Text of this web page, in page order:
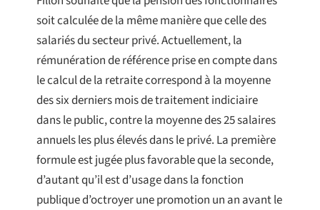
soit calculée de la même manière que celle des
salariés du secteur privé. Actuellement, la
rémunération de référence prise en compte dans
le calcul de la retraite correspond à la moyenne
des six derniers mois de traitement indiciaire
dans le public, contre la moyenne des 25 salaires
annuels les plus élevés dans le privé. La première
formule est jugée plus favorable que la seconde,
d’autant qu’il est d’usage dans la fonction
publique d’octroyer une promotion un an avant le